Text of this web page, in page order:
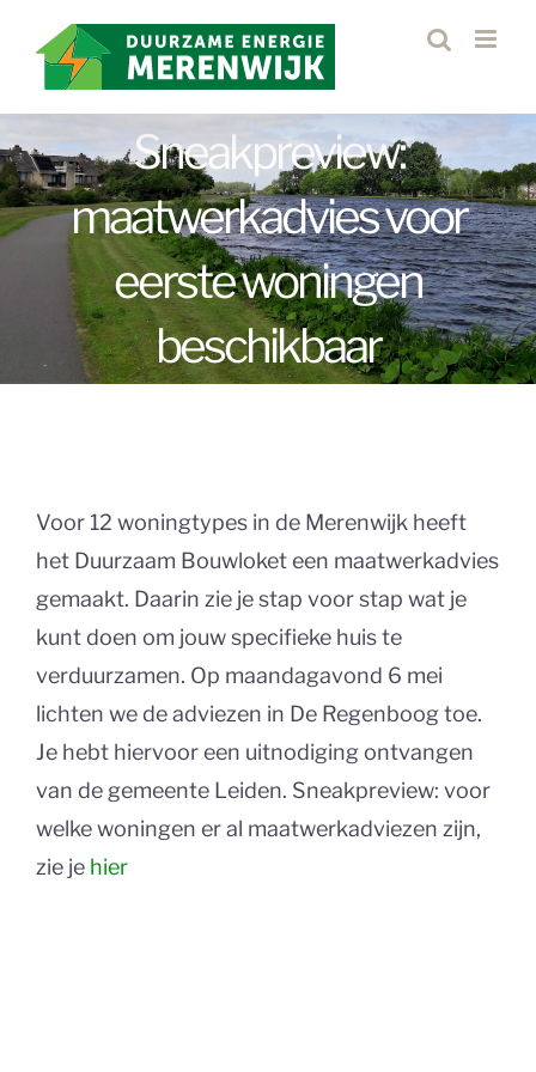
naar
inhoud
Sneakpreview:
maatwerkadvies voor
eerste woningen
beschikbaar
Voor 12 woningtypes in de Merenwijk heeft
het Duurzaam Bouwloket een maatwerkadvies
gemaakt. Daarin zie je stap voor stap wat je
kunt doen om jouw specifieke huis te
verduurzamen. Op maandagavond 6 mei
lichten we de adviezen in De Regenboog toe.
Je hebt hiervoor een uitnodiging ontvangen
van de gemeente Leiden. Sneakpreview: voor
welke woningen er al maatwerkadviezen zijn,
zie je hier